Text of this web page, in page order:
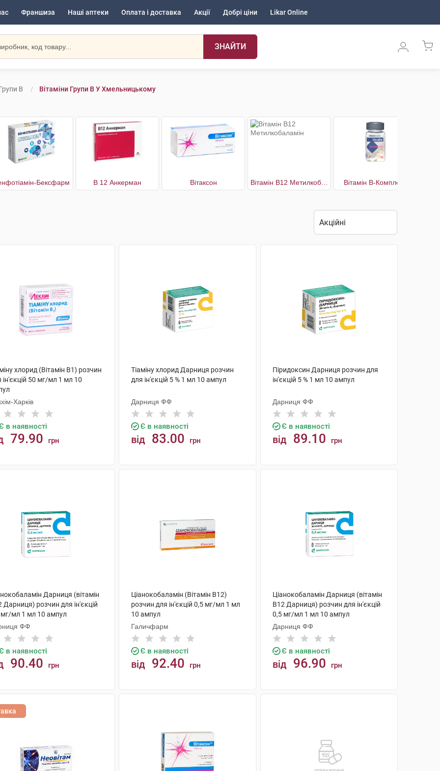
Франшиза Наші аптеки Оплата і доставка Акції Добрі ціни Likar Online
ЗНАЙТИ
В Вітаміни Групи В У Хмельницькому
Бексфарм В 12 Анкерман Вітаксон Вітамін В-Комплекс
хлорид (Вітамін В1) розчин
ін'єкцій 50 мг/мл 1 мл 10
Харків
в наявності
79.90 грн
Тіаміну хлорид Дарниця розчин
для ін'єкцій 5 % 1 мл 10 ампул
Дарниця ФФ
Є в наявності
від 83.00 грн
Піридоксин Дарниця розчин для
ін'єкцій 5 % 1 мл 10 ампул
Дарниця ФФ
Є в наявності
від 89.10 грн
Дарниця (вітамін
Дарниця) розчин для ін'єкцій
мг/мл 1 мл 10 ампул
ФФ
в наявності
90.40 грн
Ціанокобаламін (Вітамін B12)
розчин для ін'єкцій 0,5 мг/мл 1 мл
10 ампул
Галичфарм
Є в наявності
від 92.40 грн
Ціанокобаламін Дарниця (вітамін
В12 Дарниця) розчин для ін'єкцій
0,5 мг/мл 1 мл 10 ампул
Дарниця ФФ
Є в наявності
від 96.90 грн